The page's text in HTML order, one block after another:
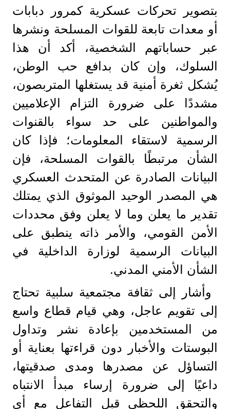
بتصوير تحركات عسكرية كمرور دبابات
أو معدات تابعة للقوات المسلحة ونشرها
عبر حساباتهم الشخصية، أكد أن هذا
السلوك، وإن كان بدافع حب الوطن،
يُشكل ثغرة أمنية قد يستغلها المتربصون،
مشددًا على ضرورة التزام الإعلاميين
والمواطنين على حد سواء بالقنوات
الرسمية لاستقاء المعلومات؛ فإذا كان
الشأن مرتبطًا بالقوات المسلحة، فإن
البيانات الصادرة عن المتحدث العسكري
هي المصدر الوحيد الموثوق الذي يمتلك
تقدير ما يعلن وما لا يعلن وفق محددات
الأمن القومي، والأمر ذاته ينطبق على
البيانات الرسمية لوزارة الداخلية في
الشأن الأمني المدني.
وأشار إلى ثقافة مجتمعية سلبية تحتاج
إلى تقويم عاجل، وهي قيام قطاع واسع
من المستخدمين بإعادة نشر وتداول
البوستات والأخبار دون قراءتها بعناية أو
التساؤل عن مصدرها ومدى صدقيتها،
داعيًا إلى ضرورة إرساء مبدأ الانتباه
والتحقق اللحظي قبل التفاعل مع أي